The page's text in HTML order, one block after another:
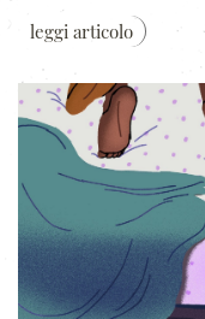
leggi articolo